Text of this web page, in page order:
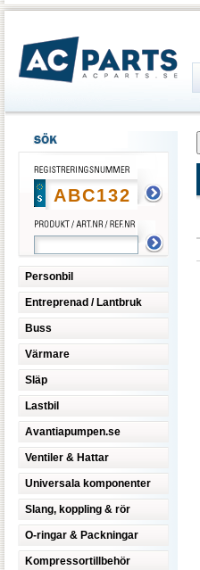
Personbil
Entreprenad / Lantbruk
Buss
Värmare
Släp
Lastbil
Avantiapumpen.se
Ventiler & Hattar
Universala komponenter
Slang, koppling & rör
O-ringar & Packningar
Kompressortillbehör